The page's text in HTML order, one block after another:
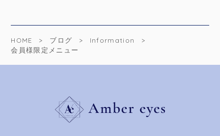
HOME ブログ
Information
会員様限定メニュー